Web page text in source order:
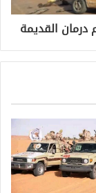
القديمة